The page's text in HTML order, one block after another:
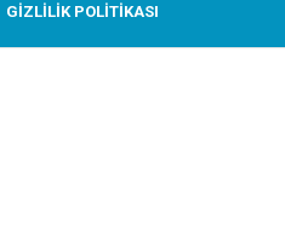
GIZLILIK POLITIKASI